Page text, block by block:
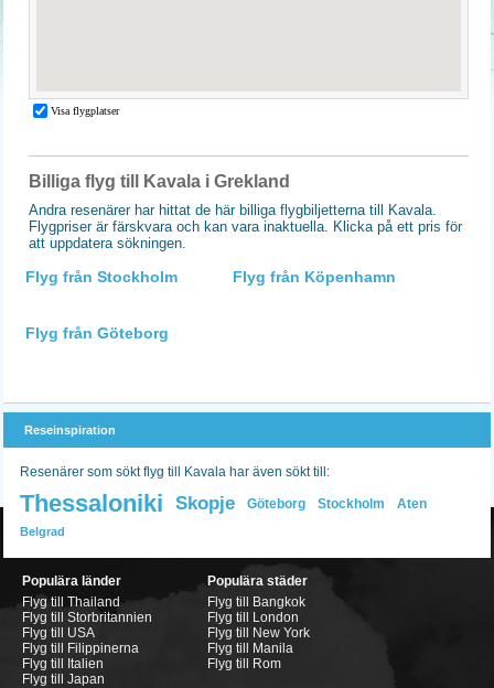
Billiga flyg till Kavala i Grekland
Andra resenärer har hittat de här billiga flygbiljetterna till Kavala.
Flygpriser är färskvara och kan vara inaktuella. Klicka på ett pris för
att uppdatera sökningen.
Flyg från Stockholm Flyg från Köpenhamn
Flyg från Göteborg
Reseinspiration
Resenärer som sökt flyg till Kavala har även sökt till:
Thessaloniki Skopje Göteborg Stockholm Aten
Belgrad
Populära länder
Flyg till Thailand
Flyg till Storbritannien
Flyg till USA
Flyg till Filippinerna
Flyg till Italien
Flyg till Japan
Populära städer
Flyg till Bangkok
Flyg till London
Flyg till New York
Flyg till Manila
Flyg till Rom